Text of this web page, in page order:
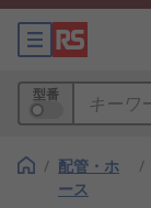
型番
/ 配管・ホ
ース
/